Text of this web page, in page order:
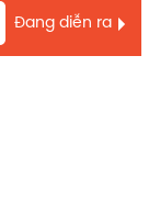
Đang diễn ra